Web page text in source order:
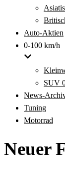
Auto-Aktien
0-100 km/h
SUV
News-
Tuning
Motorrad
Neuer